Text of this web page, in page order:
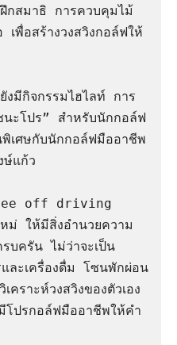
กสมาธิ การควบคุมไม้
พื่อสร้างวงสวิงกอล์ฟให้
นะโปร” สำหรับนักกอล์ฟ
เศษกับนักกอล์ฟมืออาชีพ
แก้ว
ม่ ให้มีสิ่งอำนวยความ
บครัน ไม่ว่าจะเป็น
ละเครื่องดื่ม โซนพักผ่อน
คราะห์วงสวิงของตัวเอง
โปรกอล์ฟมืออาชีพให้คำ